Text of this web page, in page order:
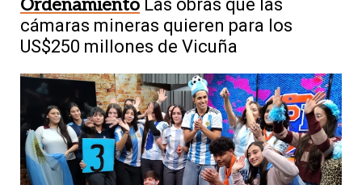
Ordenamiento Las obras que las
cámaras mineras quieren para los
US$250 millones de Vicuña